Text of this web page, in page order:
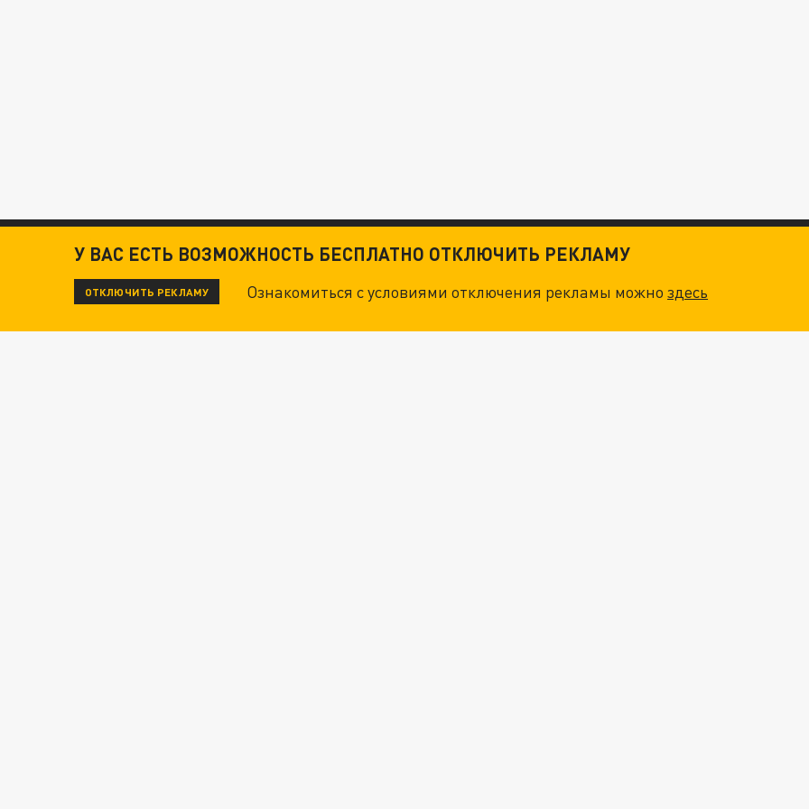
У ВАС ЕСТЬ ВОЗМОЖНОСТЬ БЕСПЛАТНО ОТКЛЮЧИТЬ РЕКЛАМУ
ОТКЛЮЧИТЬ РЕКЛАМУ Ознакомиться с условиями отключения рекламы можноздесь